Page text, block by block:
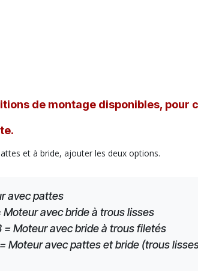
de montage disponibles,
et à bride, ajouter les deux options.
avec pattes
Moteur avec bride à trous lisses
= Moteur avec bride à trous filetés
Moteur avec pattes et bride (trous